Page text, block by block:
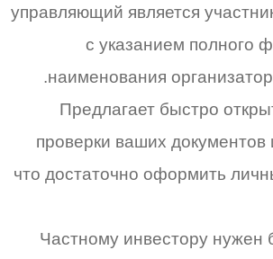
управляющий является
с указанием полного
наименования
Предлагает быстро
проверки ваших документов
что достаточно оформить
Частному инвестору нужен